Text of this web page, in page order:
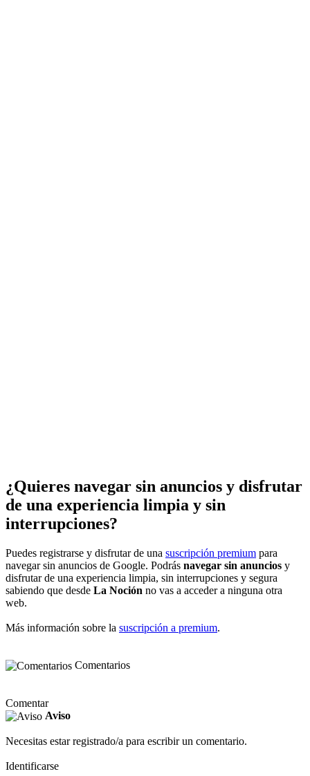
¿Quieres navegar sin anuncios y disfrutar
de una experiencia limpia y sin
interrupciones?
Puedes registrarse y disfrutar de una suscripción premium para
navegar sin anuncios de Google. Podrás navegar sin anuncios y
disfrutar de una experiencia limpia, sin interrupciones y segura
sabiendo que desde La Noción no vas a acceder a ninguna otra
web.
Más información sobre la suscripción a premium.
Comentarios
Comentar
Aviso
Necesitas estar registrado/a para escribir un comentario.
Identificarse